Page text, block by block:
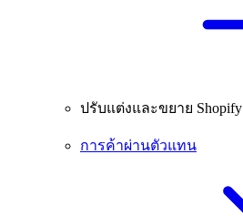
ปรับแต่งและขยาย Shopify
การค้าผ่านตัวแทน